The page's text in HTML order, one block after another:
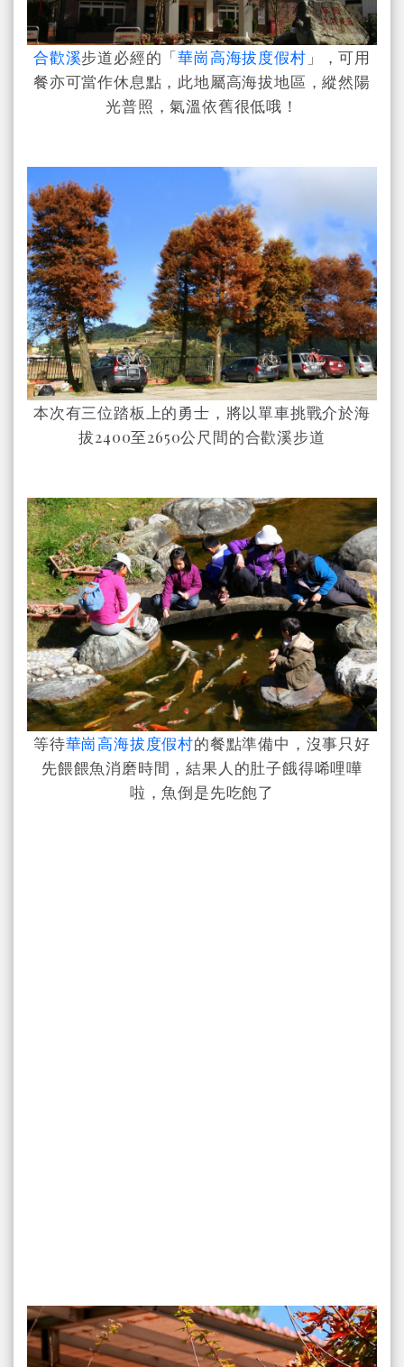
合歡溪步道必經的「華崗高海拔度假村 」，可用
餐亦可當作休息點，此地屬高海拔地區，縱然陽
光普照，氣溫依舊很低哦！
本次有三位踏板上的勇士，將以單車挑戰介於海
拔2400至2650公尺間的合歡溪步道
等待華崗高海拔度假村的餐點準備中，沒事只好
先餵餵魚消磨時間，結果人的肚子餓得唏哩嘩
啦，魚倒是先吃飽了